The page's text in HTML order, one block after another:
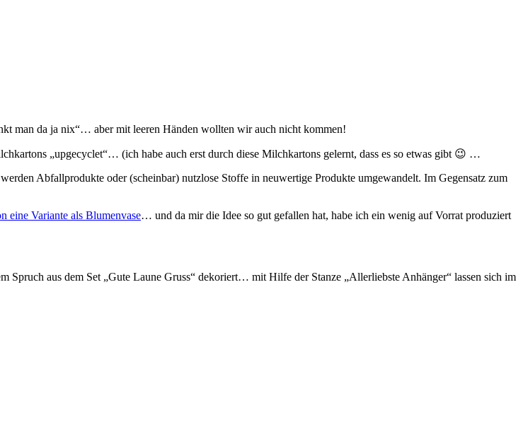
man da ja nix“… aber mit leeren Händen wollten wir auch nicht kommen!
„upgecyclet“… (ich habe auch erst durch diese Milchkartons gelernt, dass es so etwas gibt 😉 …
Abfallprodukte oder (scheinbar) nutzlose Stoffe in neuwertige Produkte umgewandelt. Im Gegensatz zum
eine Variante als Blumenvase… und da mir die Idee so gut gefallen hat, habe ich ein wenig auf Vorrat produziert
aus dem Set „Gute Laune Gruss“ dekoriert… mit Hilfe der Stanze „Allerliebste Anhänger“ lassen sich im